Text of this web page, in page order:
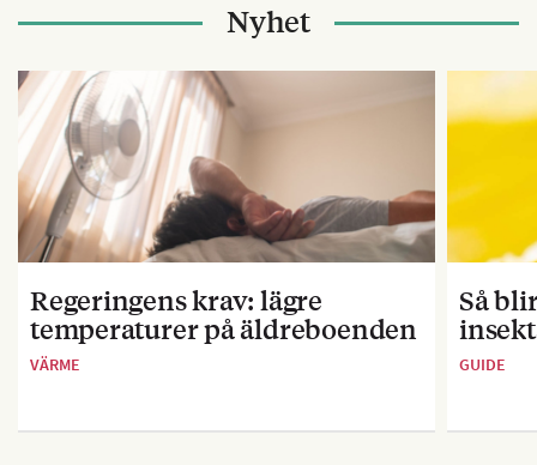
Nyhet
Regeringens krav: lägre
temperaturer på äldreboenden
VÄRME
Så
GUIDE